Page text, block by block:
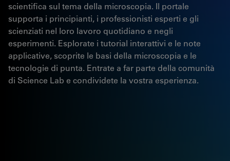
scientifica sul tema della microscopia. Il portale
supporta i principianti, i professionisti esperti e gli
scienziati nel loro lavoro quotidiano e negli
esperimenti. Esplorate i tutorial interattivi e le note
applicative, scoprite le basi della microscopia e le
tecnologie di punta. Entrate a far parte della comunità
di Science Lab e condividete la vostra esperienza.